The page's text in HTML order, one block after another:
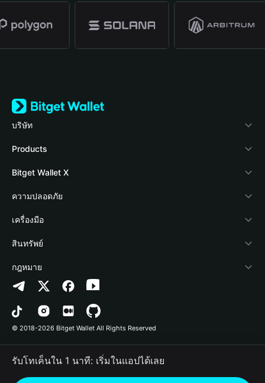
บริษัท
เกี่ยวกับ Bitget Wallet
Blog
Academy
ข่าวสารด้านคริปโต
ศูนย์ช่วยเหลือ
ติดต่อเรา
ทรัพยากรข้อมูลของแบรนด์
อาชีพ
Products
Crypto Card
Stablecoin Earn
Payfi Crypto
Crypto Swap API
Altcoin Season Index
Prediction Markets
DApp
RWA
Bitget Wallet X
นักพัฒนา
เชื่อมต่อ Wallet
Bitget Wallet Pay
ลิสต์โปรเจกต์
ความปลอดภัย
Protection Fund
เทคโนโลยีความปลอดภัย
เครื่องมือ
ซื้อคริปโต
การตรวจจับการอนุญาต
การตรวจจับสัญญา
การโอนเป็นชุด
สินทรัพย์
Arbitrum
Avalanche
Bitcoin
Polygon
กฎหมาย
นโยบายความเป็นส่วนตัว
ข้อตกลงในการใช้บริการ
© 2018-2026 Bitget Wallet All Rights Reserved
รับโทเค็นใน 1 นาที: เริ่มในแอปได้เลย